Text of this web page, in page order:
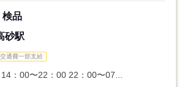
検品
砂駅
交通費一部支給
：00〜22：00 22：00〜07...